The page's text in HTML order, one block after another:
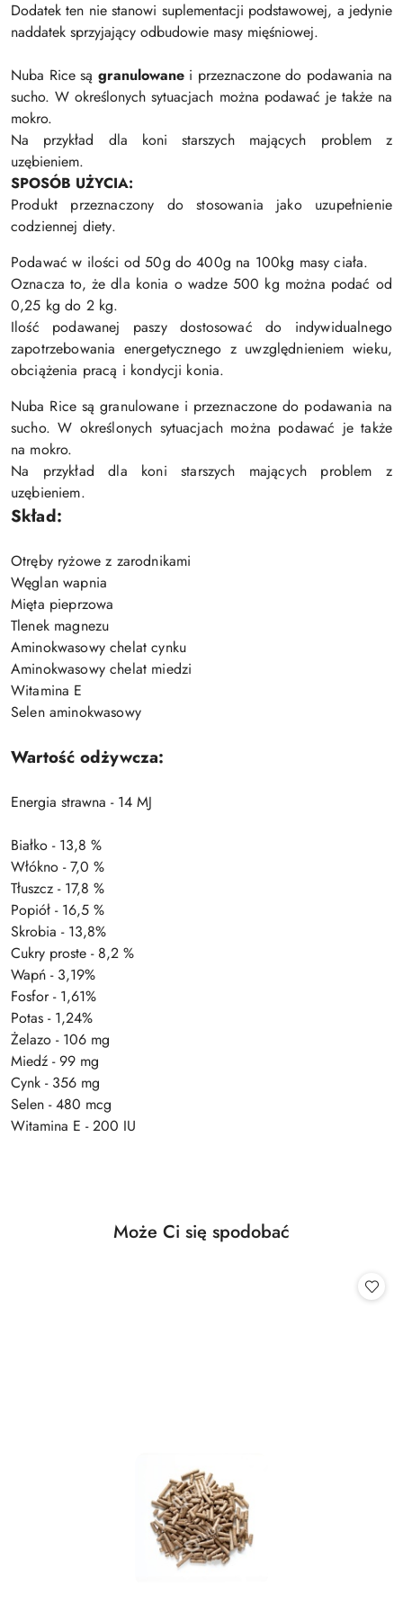
Dodatek ten nie stanowi suplementacji podstawowej, a jedynie
naddatek sprzyjający odbudowie masy mięśniowej.
Nuba Rice są granulowanei przeznaczone do podawania na
sucho. W określonych sytuacjach można podawać je także na
mokro.
Na przykład dla koni starszych mających problem z
uzębieniem.
SPOSÓB UŻYCIA:
Produkt przeznaczony do stosowania jako uzupełnienie
codziennej diety.
Podawać w ilości od 50g do 400g na 100kg masy ciała.
Oznacza to, że dla konia o wadze 500 kg można podać od
0,25 kg do 2 kg.
Ilość podawanej paszy dostosować do indywidualnego
zapotrzebowania energetycznego z uwzględnieniem wieku,
obciążenia pracą i kondycji konia.
Nuba Rice są granulowane i przeznaczone do podawania na
sucho. W określonych sytuacjach można podawać je także
na mokro.
Na przykład dla koni starszych mających problem z
uzębieniem.
Skład:
Otręby ryżowe z zarodnikami
Węglan wapnia
Mięta pieprzowa
Tlenek magnezu
Aminokwasowy chelat cynku
Aminokwasowy chelat miedzi
Witamina E
Selen aminokwasowy
Wartość odżywcza:
Energia strawna - 14 MJ
Białko - 13,8 %
Włókno - 7,0 %
Tłuszcz - 17,8 %
Popiół - 16,5 %
Skrobia - 13,8%
Cukry proste - 8,2 %
Wapń - 3,19%
Fosfor - 1,61%
Potas - 1,24%
Żelazo - 106 mg
Miedź - 99 mg
Cynk - 356 mg
Selen - 480 mcg
Witamina E - 200 IU
Pomiń karuzelę produktów
Produkty
Może Ci się spodobać